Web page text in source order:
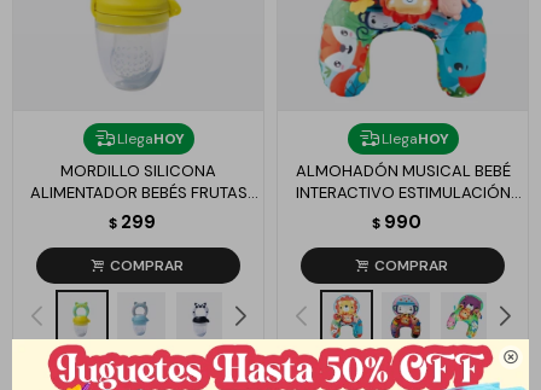

LlegaHOY
MORDILLO SILICONA
ALIMENTADOR BEBÉS FRUTAS
PAPILLAS ALIVIO - AMARILLO
$ 299
LlegaHOY
ALMOHADÓN MUSICAL BEBÉ
INTERACTIVO ESTIMULACIÓN
APOYO 0-12M - LEÓN
$ 990